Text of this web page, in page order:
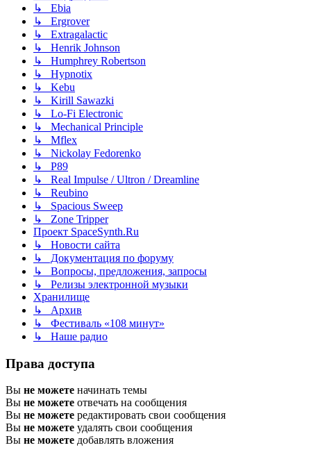
↳ Ebia
↳ Ergrover
↳ Extragalactic
↳ Henrik Johnson
↳ Humphrey Robertson
↳ Hypnotix
↳ Kebu
↳ Kirill Sawazki
↳ Lo-Fi Electronic
↳ Mechanical Principle
↳ Mflex
↳ Nickolay Fedorenko
↳ P89
↳ Real Impulse / Ultron / Dreamline
↳ Reubino
↳ Spacious Sweep
↳ Zone Tripper
Проект SpaceSynth.Ru
↳ Новости сайта
↳ Документация по форуму
↳ Вопросы, предложения, запросы
↳ Релизы электронной музыки
Хранилище
↳ Архив
↳ Фестиваль «108 минут»
↳ Наше радио
Права доступа
Вы не можете начинать темы
Вы не можете отвечать на сообщения
Вы не можете редактировать свои сообщения
Вы не можете удалять свои сообщения
Вы не можете добавлять вложения